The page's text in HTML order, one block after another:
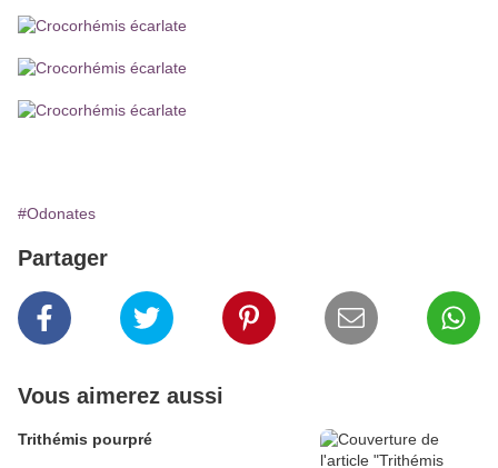
#Odonates
Partager
Vous aimerez aussi
Trithémis pourpré